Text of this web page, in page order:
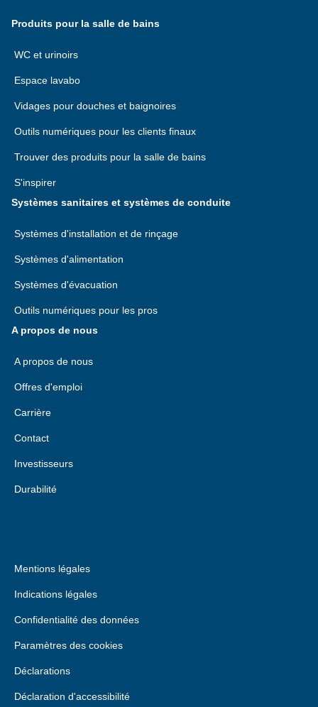
Produits pour la salle de bains
WC et urinoirs
Espace lavabo
Vidages pour douches et baignoires
Outils numériques pour les clients finaux
Trouver des produits pour la salle de bains
S'inspirer
Systèmes sanitaires et systèmes de conduite
Systèmes d'installation et de rinçage
Systèmes d'alimentation
Systèmes d'évacuation
Outils numériques pour les pros
A propos de nous
A propos de nous
Offres d'emploi
Carrière
Contact
Investisseurs
Durabilité
Mentions légales
Indications légales
Confidentialité des données
Paramètres des cookies
Déclarations
Déclaration d'accessibilité